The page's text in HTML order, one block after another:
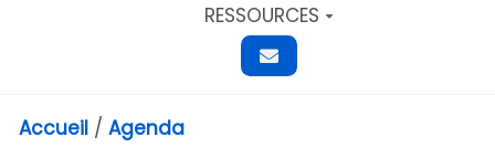
RESSOURCES
Accueil / Agenda